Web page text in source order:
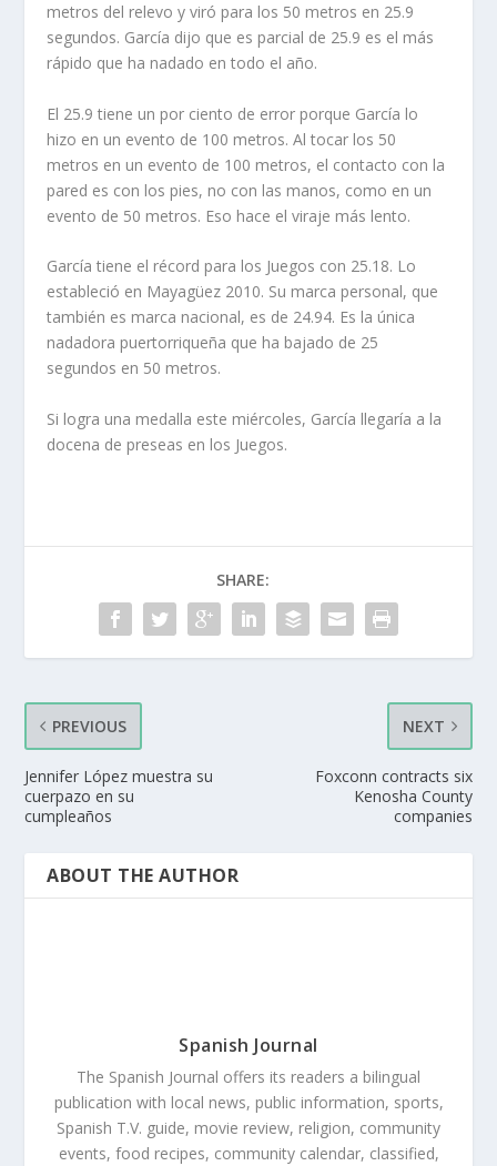
metros del relevo y viró para los 50 metros en 25.9
segundos. García dijo que es parcial de 25.9 es el más
rápido que ha nadado en todo el año.
El 25.9 tiene un por ciento de error porque García lo
hizo en un evento de 100 metros. Al tocar los 50
metros en un evento de 100 metros, el contacto con la
pared es con los pies, no con las manos, como en un
evento de 50 metros. Eso hace el viraje más lento.
García tiene el récord para los Juegos con 25.18. Lo
estableció en Mayagüez 2010. Su marca personal, que
también es marca nacional, es de 24.94. Es la única
nadadora puertorriqueña que ha bajado de 25
segundos en 50 metros.
Si logra una medalla este miércoles, García llegaría a la
docena de preseas en los Juegos.
SHARE:
PREVIOUS
Jennifer López muestra su
cuerpazo en su
cumpleaños
NEXT
Foxconn contracts six
Kenosha County
companies
ABOUT THE AUTHOR
Spanish Journal
The Spanish Journal offers its readers a bilingual
publication with local news, public information, sports,
Spanish T.V. guide, movie review, religion, community
events, food recipes, community calendar, classified,